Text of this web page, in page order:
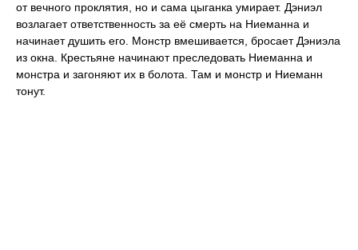
от вечного проклятия, но и сама цыганка умирает. Дэниэл
возлагает ответственность за её смерть на Ниеманна и
начинает душить его. Монстр вмешивается, бросает Дэниэла
из окна. Крестьяне начинают преследовать Ниеманна и
монстра и загоняют их в болота. Там и монстр и Ниеманн
тонут.